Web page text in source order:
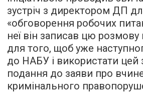
зустріч з директором ДП
«обговорення робочих
неї він записав цю
для того, щоб уже
до НАБУ і використати цей
подання до заяви про
кримінального